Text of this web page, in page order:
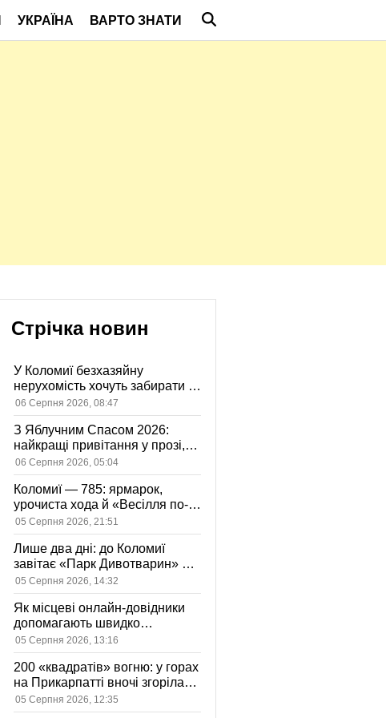
УКРАЇНА ВАРТО ЗНАТИ
Стрічка новин
У Коломиї безхазяйну
нерухомість хочуть забирати у
власність громади: що це
означає
06 Серпня 2026, 08:47
З Яблучним Спасом 2026:
найкращі привітання у прозі,
віршах та картинках
06 Серпня 2026, 05:04
Коломиї — 785: ярмарок,
урочиста хода й «Весілля по-
Коломийськи» — чим
дивуватиме День міста
05 Серпня 2026, 21:51
Лише два дні: до Коломиї
завітає «Парк Дивотварин» — і
вхід безкоштовний
05 Серпня 2026, 14:32
Як місцеві онлайн-довідники
допомагають швидко
знаходити послуги у своєму
місті
05 Серпня 2026, 13:16
200 «квадратів» вогню: у горах
на Прикарпатті вночі згоріла
садиба, є постраждала
05 Серпня 2026, 12:35